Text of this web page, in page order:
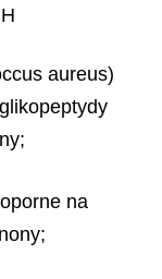
aureus)
oporne na